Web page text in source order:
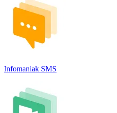
Infomaniak SMS